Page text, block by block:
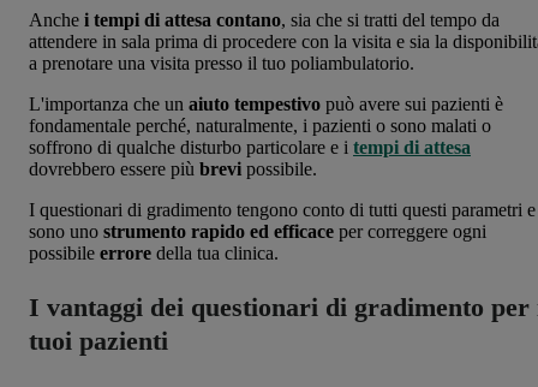
Anche i tempi di attesa contano, sia che si tratti del tempo da
attendere in sala prima di procedere con la visita e sia la
a prenotare una visita presso il tuo poliambulatorio.
L'importanza che un aiuto tempestivo può avere sui pazienti è
fondamentale perché, naturalmente, i pazienti o sono malati o
soffrono di qualche disturbo particolare e i tempi di attesa
dovrebbero essere più brevi possibile.
I questionari di gradimento tengono conto di tutti questi parametri e
sono uno strumento rapido ed efficace per correggere ogni
possibile errore della tua clinica.
I vantaggi dei questionari di gradimento per
tuoi pazienti